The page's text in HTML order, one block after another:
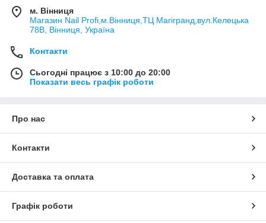
м. Вінниця
Магазин Nail Profi,м.Вінниця,ТЦ Магігранд,вул.Келецька
78В, Вінниця, Україна
Контакти
Сьогодні працює з 10:00 до 20:00
Показати весь графік роботи
Про нас
Контакти
Доставка та оплата
Графік роботи